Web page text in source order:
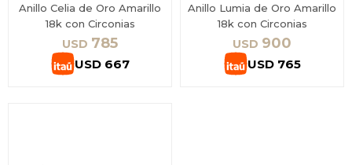
Anillo Celia de Oro Amarillo
18k con Circonias
USD 785
USD 667
Anillo Lumia de Oro Amarillo
18k con Circonias
USD 900
USD 765